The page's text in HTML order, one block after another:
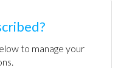
to manage your